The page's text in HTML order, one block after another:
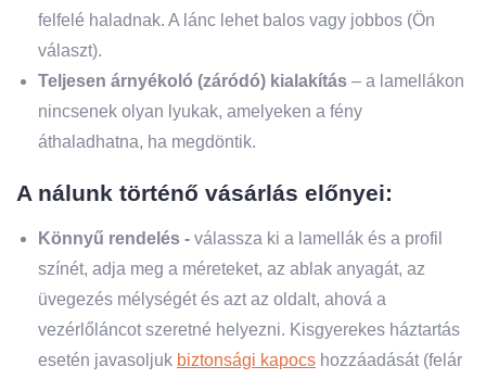
felfelé haladnak. A lánc lehet balos vagy jobbos (Ön
választ).
Teljesen árnyékoló (záródó) kialakítás – a lamellákon
nincsenek olyan lyukak, amelyeken a fény
áthaladhatna, ha megdöntik.
A nálunk történő vásárlás előnyei:
Könnyű rendelés - válassza ki a lamellák és a profil
színét, adja meg a méreteket, az ablak anyagát, az
üvegezés mélységét és azt az oldalt, ahová a
vezérlőláncot szeretné helyezni. Kisgyerekes háztartás
esetén javasoljuk biztonsági kapocs hozzáadását (felár